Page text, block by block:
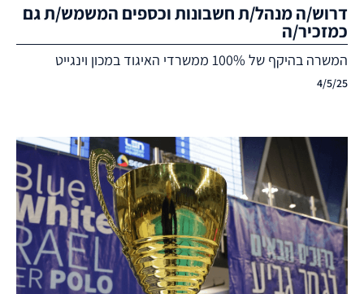
דרוש/ה מנהל/ת חשבונות וכספים המשמש/ת גם
כמזכיר/ה
המשרה בהיקף של 100% ממשרדי האיגוד במכון וינגייט
4/5/25